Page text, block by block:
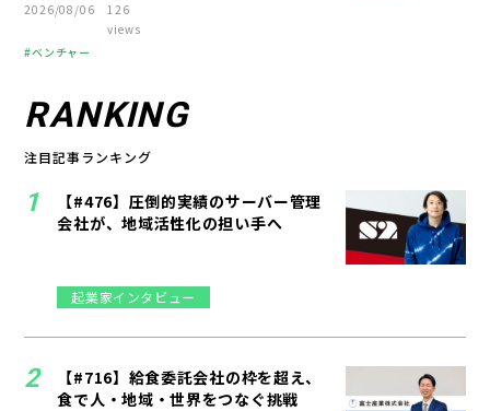
2026/08/06
126
views
ベンチャー
組織づくり
経営知識
RANKING
注目記事ランキング
【#476】圧倒的実績のサーバー管理
会社が、地域活性化の担い手へ
起業家インタビュー
【#716】給食委託会社の枠を超え、
食で人・地域・世界をつなぐ挑戦